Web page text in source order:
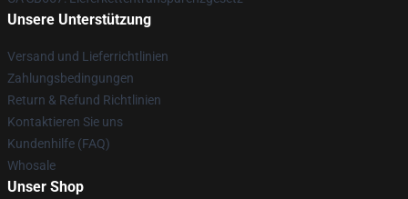
Unsere Unterstützung
Versand und Lieferrichtlinien
Zahlungsbedingungen
Return & Refund Richtlinien
Kontaktieren Sie uns
Kundenhilfe (FAQ)
Whosale
Unser Shop